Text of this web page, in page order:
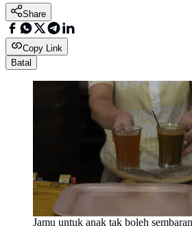
Share
Copy Link
Batal
Jamu untuk anak tak boleh